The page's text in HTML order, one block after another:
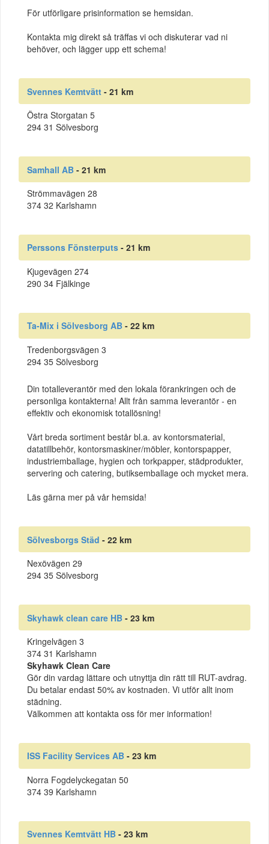
För utförligare prisinformation se hemsidan.
Kontakta mig direkt så träffas vi och diskuterar vad ni
behöver, och lägger upp ett schema!
Svennes Kemtvätt - 21 km
Östra Storgatan 5
294 31 Sölvesborg
Samhall AB - 21 km
Strömmavägen 28
374 32 Karlshamn
Perssons Fönsterputs - 21 km
Kjugevägen 274
290 34 Fjälkinge
Ta-Mix i Sölvesborg AB - 22 km
Tredenborgsvägen 3
294 35 Sölvesborg
Din totalleverantör med den lokala förankringen och de
personliga kontakterna! Allt från samma leverantör - en
effektiv och ekonomisk totallösning!
Vårt breda sortiment består bl.a. av kontorsmaterial,
datatillbehör, kontorsmaskiner/möbler, kontorspapper,
industriemballage, hygien och torkpapper, städprodukter,
servering och catering, butiksemballage och mycket mera.
Läs gärna mer på vår hemsida!
Sölvesborgs Städ - 22 km
Nexövägen 29
294 35 Sölvesborg
Skyhawk clean care HB - 23 km
Kringelvägen 3
374 31 Karlshamn
Skyhawk Clean Care
Gör din vardag lättare och utnyttja din rätt till RUT-avdrag.
Du betalar endast 50% av kostnaden. Vi utför allt inom
städning.
Välkommen att kontakta oss för mer information!
ISS Facility Services AB - 23 km
Norra Fogdelyckegatan 50
374 39 Karlshamn
Svennes Kemtvätt HB - 23 km